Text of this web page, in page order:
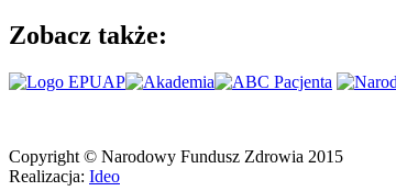
Zobacz także:
Copyright © Narodowy Fundusz Zdrowia 2015
Realizacja: Ideo